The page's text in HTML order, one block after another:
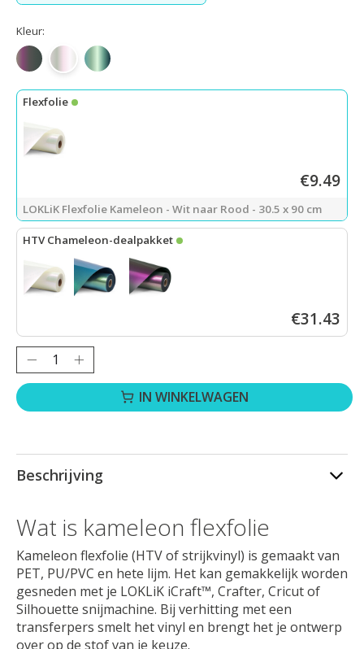
Kleur:
Van groen naar paars
Van wit naar rood
Goud naar groen
Flexfolie
€9.49
LOKLiK Flexfolie Kameleon - Wit naar Rood - 30.5 x 90 cm
HTV Chameleon-dealpakket
€31.43
LOKLiK Flexfolie - Wit naar Rood - 30,5 x 90 cm
Hoeveelheid:
IN WINKELWAGEN
Beschrijving
Wat is kameleon flexfolie
Kameleon flexfolie (HTV of strijkvinyl) is gemaakt van
PET, PU/PVC en hete lijm. Het kan gemakkelijk worden
gesneden met je LOKLiK iCraft™, Crafter, Cricut of
Silhouette snijmachine. Bij verhitting met een
transferpers smelt het vinyl en brengt het je ontwerp
over op de stof van je keuze.